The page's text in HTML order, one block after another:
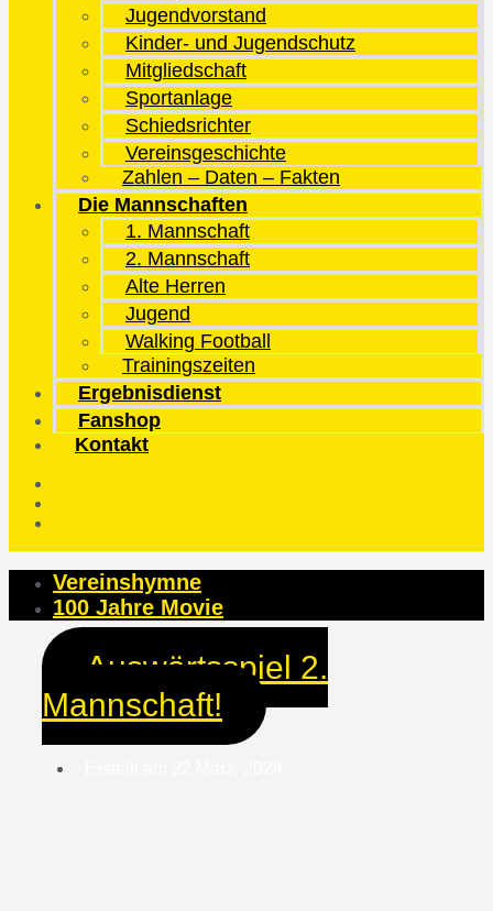
Jugendvorstand
Kinder- und Jugendschutz
Mitgliedschaft
Sportanlage
Schiedsrichter
Vereinsgeschichte
Zahlen – Daten – Fakten
Die Mannschaften
1. Mannschaft
2. Mannschaft
Alte Herren
Jugend
Walking Football
Trainingszeiten
Ergebnisdienst
Fanshop
Kontakt
Vereinshymne
100 Jahre Movie
Auswärtsspiel 2.
Mannschaft!